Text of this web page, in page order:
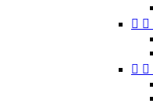
 
 